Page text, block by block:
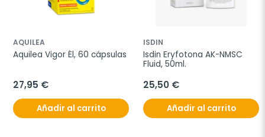
AQUILEA
Aquilea Vigor Él, 60 cápsulas
27,95 €
Añadir al carrito
ISDIN
Isdin Eryfotona AK-NMSC
Fluid, 50ml.
25,50 €
Añadir al carrito